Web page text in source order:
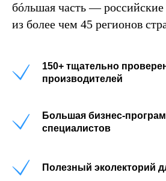
бóльшая часть — российские
из более чем 45 регионов
150+ тщательно
производителей
Большая бизнес-
специалистов
Полезный эколекторий